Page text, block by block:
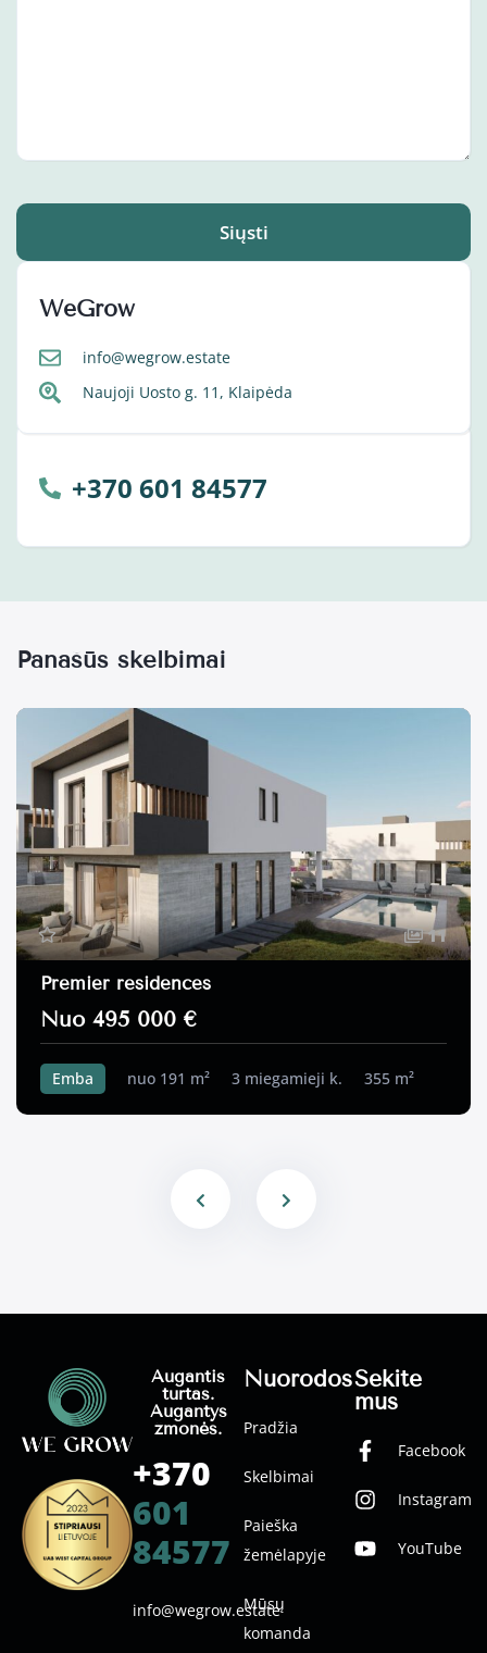
Siųsti
WeGrow
info@wegrow.estate
Naujoji Uosto g. 11, Klaipėda
+370 601 84577
Panašūs skelbimai
11
Premier residences
Nuo 495 000 €
Emba nuo 191 m² 3 miegamieji k. 355 m²
Nuorodos
Pradžia
Skelbimai
Paieška
žemėlapyje
Mūsų
komanda
Sekite
mus
Facebook
Instagram
YouTube
Augantis
turtas.
Augantys
žmonės.
+370
601
84577
info@wegrow.estate